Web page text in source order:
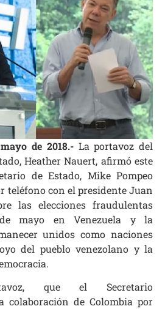
de 2018.-La portavoz del
Heather Nauert, afirmó este
de Estado, Mike Pompeo
teléfono con el presidente Juan
las elecciones fraudulentas
mayo en Venezuela y la
unidos como naciones
del pueblo venezolano y la
que el Secretario
colaboración de Colombia por